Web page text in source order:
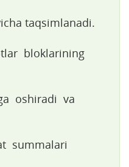
taqsimlanadi.
bloklarining
oshiradi va
summalari